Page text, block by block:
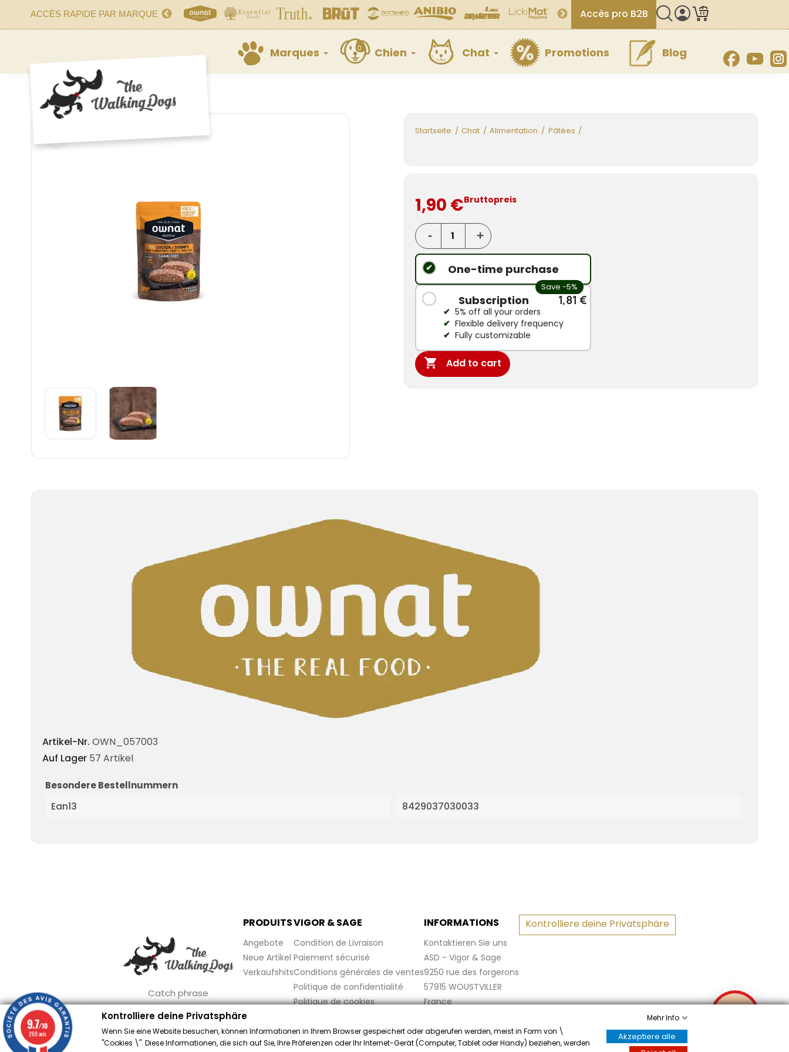
ACCÈS RAPIDE PAR MARQUE Accès pro B2B
Marques Chien Chat Promotions Blog Facebook
Startseite Chat Alimentation Pâtées
1,90 €Bruttopreis
One-time purchase
Save -5%
Subscription 1,81 €
5% off all your orders
Flexible delivery frequency
Fully customizable
 Add to cart
Artikel-Nr. OWN_057003
Auf Lager 57 Artikel
Besondere Bestellnummern
Ean13 8429037030033
Catch phrase
PRODUITS
Angebote
Neue Artikel
Verkaufshits
VIGOR & SAGE
Condition de Livraison
Paiement sécurisé
Conditions générales de ventes
Politique de confidentialité
Politique de cookies
FAQ
INFORMATIONS
Kontaktieren Sie uns
ASD - Vigor & Sage
9250 rue des forgerons
57915 WOUSTVILLER
France
Kontrolliere deine Privatsphäre
Händler zugelassen von Gesellschaft für Garantierte Bewertungen, Klicken Sie hier.
Kontrolliere deine Privatsphäre
Wenn Sie eine Website besuchen, können Informationen in Ihrem Browser gespeichert oder abgerufen werden, meist in Form von \
"Cookies \". Diese Informationen, die sich auf Sie, Ihre Präferenzen oder Ihr Internet-Gerät (Computer, Tablet oder Handy) beziehen, werden
Mehr Info
Akzeptiere alle
9.7/10
269 avis